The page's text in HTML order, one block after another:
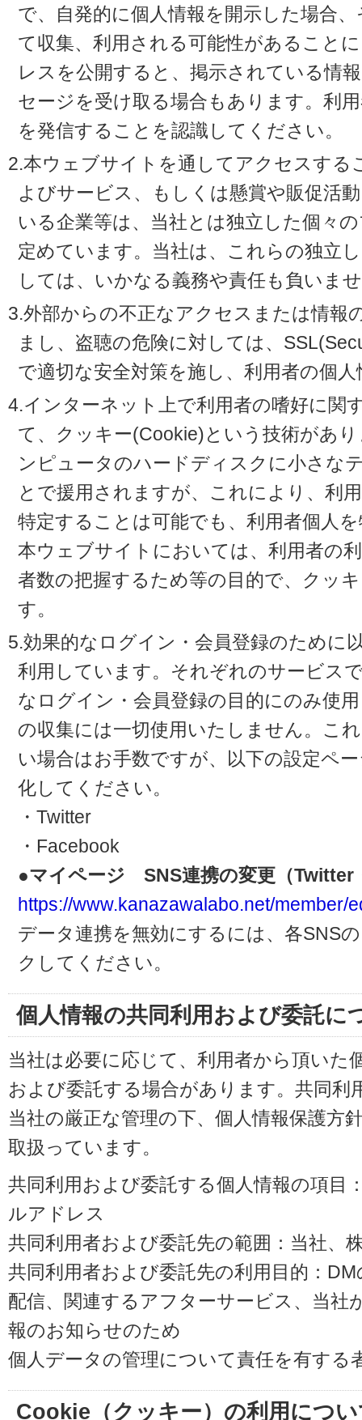
で、自発的に個人情報を開示した場合
て収集、利用される可能性があること
レスを公開すると、掲示されている情
セージを受け取る場合もあります。利
を発信することを認識してください。
2.本ウェブサイトを通してアクセスする
よびサービス、もしくは懸賞や販促活
いる企業等は、当社とは独立した個々
定めています。当社は、これらの独立
しては、いかなる義務や責任も負いま
3.外部からの不正なアクセスまたは情報
まし、盗聴の危険に対しては、
で適切な安全対策を施し、利用者の個
4.インターネット上で利用者の嗜好に関
て、クッキー(Cookie)という技術があ
ンピュータのハードディスクに小さな
とで援用されますが、これにより、利
特定することは可能でも、利用者個人
本ウェブサイトにおいては、利用者の
者数の把握するため等の目的で、クッ
す。
5.効果的なログイン・会員登録のために
利用しています。それぞれのサービス
なログイン・会員登録の目的にのみ使
の収集には一切使用いたしません。こ
い場合はお手数ですが、以下の設定ペ
化してください。
・Twitter
・Facebook
●マイページ SNS連携の変更（Twitter
https://www.kanazawalabo.net/member/
データ連携を無効にするには、各SNS
クしてください。
個人情報の共同利用および委託に
当社は必要に応じて、利用者から頂いた
および委託する場合があります。共同利
当社の厳正な管理の下、個人情報保護方
取扱っています。
共同利用および委託する個人情報の項目
ルアドレス
共同利用者および委託先の範囲：当社、
共同利用者および委託先の利用目的：
配信、関連するアフターサービス、当社
報のお知らせのため
個人データの管理について責任を有する
Cookie（クッキー）の利用につ